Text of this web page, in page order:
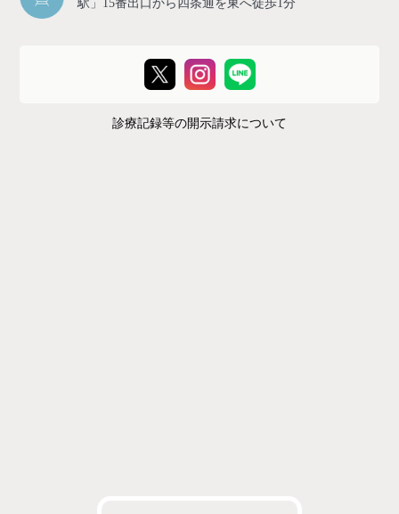
駅」15番出口から四条通を東へ徒歩1分
診療記録等の開示請求について